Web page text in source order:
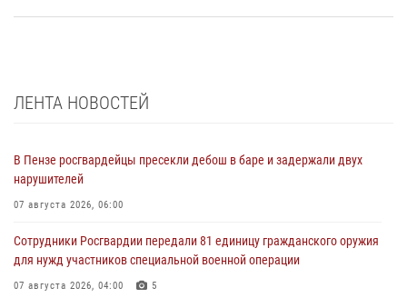
ЛЕНТА НОВОСТЕЙ
В Пензе росгвардейцы пресекли дебош в баре и задержали двух
нарушителей
07 августа 2026, 06:00
Сотрудники Росгвардии передали 81 единицу гражданского оружия
для нужд участников специальной военной операции
07 августа 2026, 04:00 5